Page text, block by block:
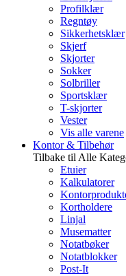
Profilklær
Regntøy
Sikkerhetsklær
Skjerf
Skjorter
Sokker
Solbriller
Sportsklær
T-skjorter
Vester
Vis alle varene
Kontor & Tilbehør
Tilbake til Alle
Etuier
Kalkulatorer
Kortholdere
Linjal
Musematter
Notatbøker
Notatblokker
Post-It